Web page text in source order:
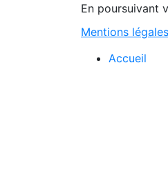
En poursuivant
Mentions légales
Accueil